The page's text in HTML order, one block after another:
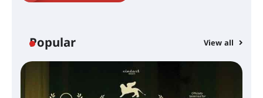
Popular View all
സെന്റ് ജോസഫ്സ് കോളജ്